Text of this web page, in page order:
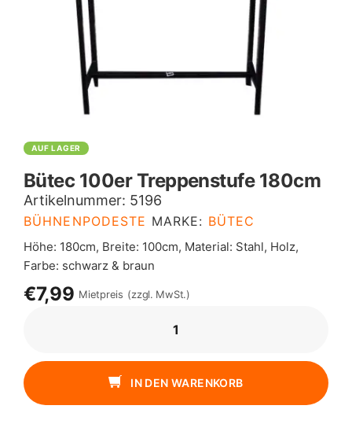
AUF LAGER
Bütec 100er Treppenstufe 180cm
Artikelnummer: 5196
BÜHNENPODESTE MARKE: BÜTEC
Höhe: 180cm, Breite: 100cm, Material: Stahl, Holz,
Farbe: schwarz & braun
€7,99 Mietpreis (zzgl. MwSt.)
180CM
MENGE
IN DEN WARENKORB